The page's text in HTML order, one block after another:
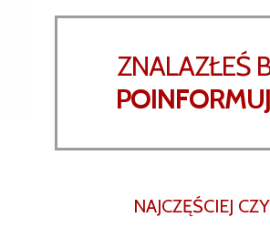
ZNALAZŁEŚ
NAJCZĘŚCIEJ